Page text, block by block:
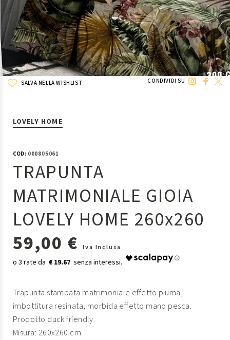
SALVA NELLA WISHLIST CONDIVIDI SU
LOVELY HOME
COD:000805061
TRAPUNTA
MATRIMONIALE GIOIA
LOVELY HOME 260x260
59,00 €
Iva Inclusa
€ 19.67
Trapunta stampata matrimoniale effetto piuma,
imbottitura resinata, morbida effetto mano pesca.
Prodotto duck friendly.
Misura: 260x260 cm